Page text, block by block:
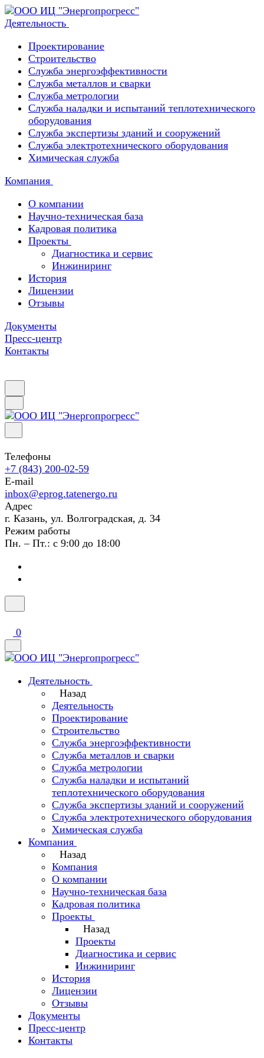
Деятельность
Проектирование
Строительство
Служба энергоэффективности
Служба металлов и сварки
Служба метрологии
Служба наладки и испытаний теплотехнического
оборудования
Служба экспертизы зданий и сооружений
Служба электротехнического оборудования
Химическая служба
Компания
О компании
Научно-техническая база
Кадровая политика
Проекты
Диагностика и сервис
Инжиниринг
История
Лицензии
Отзывы
Документы
Пресс-центр
Контакты
Телефоны
+7 (843) 200-02-59
E-mail
inbox@eprog.tatenergo.ru
Адрес
г. Казань, ул. Волгоградская, д. 34
Режим работы
Пн. – Пт.: с 9:00 до 18:00
0
Деятельность
Назад
Деятельность
Проектирование
Строительство
Служба энергоэффективности
Служба металлов и сварки
Служба метрологии
Служба наладки и испытаний
теплотехнического оборудования
Служба экспертизы зданий и сооружений
Служба электротехнического оборудования
Химическая служба
Компания
Назад
Компания
О компании
Научно-техническая база
Кадровая политика
Проекты
Назад
Проекты
Диагностика и сервис
Инжиниринг
История
Лицензии
Отзывы
Документы
Пресс-центр
Контакты